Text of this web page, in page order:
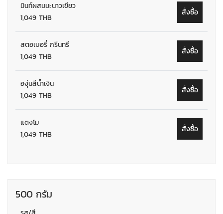
มินท์ผสมมะนาวเขียว
1,049 THB
สั่งซื้อ
สตอเบอรี่ กรีนทรี
1,049 THB
สั่งซื้อ
องุ่นสีน้ำเงิน
1,049 THB
สั่งซื้อ
แตงโม
1,049 THB
สั่งซื้อ
500 กรัม